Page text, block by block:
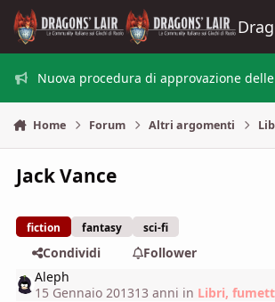
Vai al contenuto
Nuova procedura di approvazione
Home Forum Altri argomenti
Jack Vance
fiction fantasy sci-fi
Condividi
Follower
Aleph
15 Gennaio 201313 anni in Libri,